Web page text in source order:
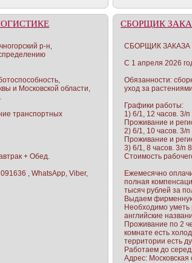
р-н,
и Московской области,
транспортных
+ Обед.
, WhatsApp, Viber,
СБОРЩИК
СБОРЩИК
С 1 апреля 2026
Обязанности:
уход за
Графики работы:
1) 6/1, 12 часов. 3/
Проживание и
2) 6/1, 10 часов. 3/
Проживание и
3) 6/1, 8 часов. 3/п
Стоимость
Ежемесячно
полная
тысяч рублей за
Выдаем
Необходимо уметь
английские
Проживание по 2
комнате есть
территории есть
Работаем до
Адрес: Московская